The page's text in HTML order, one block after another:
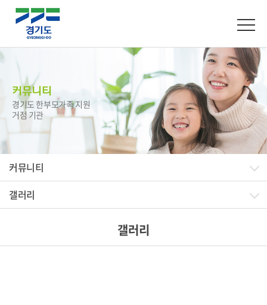
커뮤니티
경기도 한부모가족 지원
거점 기관
커뮤니티
갤러리
갤러리